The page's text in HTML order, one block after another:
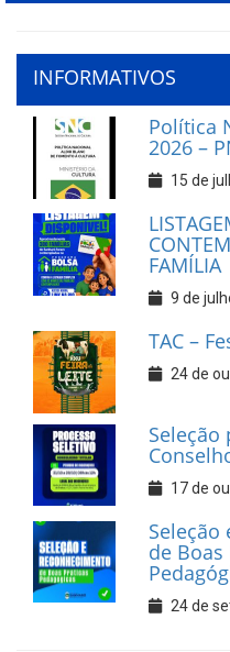
INFORMATIVOS
Política
2026 –
15 de
FAMÍLIA
9 de
TAC –
24 de
Seleção
17 de
Seleção
de Boas
24 de